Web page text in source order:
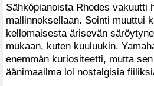
Sähköpianoista Rhodes vakuutti
mallinnoksellaan. Sointi muuttui
kellomaisesta ärisevän
mukaan, kuten kuuluukin.
enemmän kuriositeetti, mutta
äänimaailma loi nostalgisia